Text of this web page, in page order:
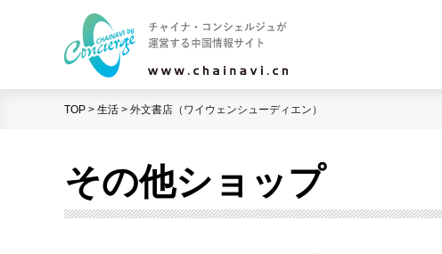
TOP > 生活 > 外文書店（ワイウェンシューディエン）
その他ショップ